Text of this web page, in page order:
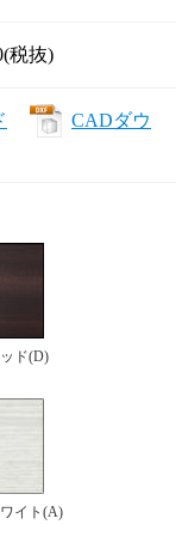
税抜)
CADダウ
ド(D)
イト(A)